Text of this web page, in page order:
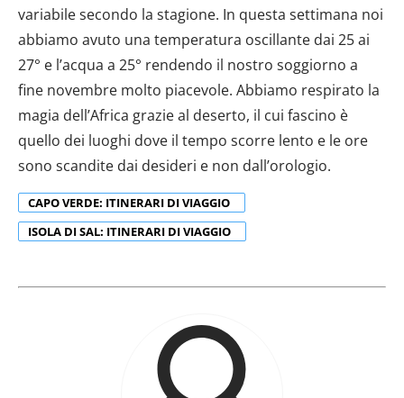
variabile secondo la stagione. In questa settimana noi
abbiamo avuto una temperatura oscillante dai 25 ai
27° e l’acqua a 25° rendendo il nostro soggiorno a
fine novembre molto piacevole. Abbiamo respirato la
magia dell’Africa grazie al deserto, il cui fascino è
quello dei luoghi dove il tempo scorre lento e le ore
sono scandite dai desideri e non dall’orologio.
CAPO VERDE: ITINERARI DI VIAGGIO
ISOLA DI SAL: ITINERARI DI VIAGGIO